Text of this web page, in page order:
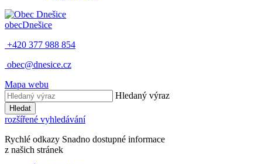
obecDnešice
+420 377 988 854
obec@dnesice.cz
Mapa webu
Hledaný výraz
Hledat
rozšířené vyhledávání
Rychlé odkazy Snadno dostupné informace
z našich stránek